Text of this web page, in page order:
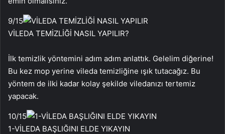
9/15
VİLEDA TEMİZLİĞİ NASIL YAPILIR?
İlk temizlik yöntemini adım adım anlattık. Gelelim diğerine!
Bu kez mop yerine vileda temizliğine ışık tutacağız. Bu
yöntem de ilki kadar kolay şekilde viledanızı tertemiz
yapacak.
10/15
1-VİLEDA BAŞLIĞINI ELDE YIKAYIN